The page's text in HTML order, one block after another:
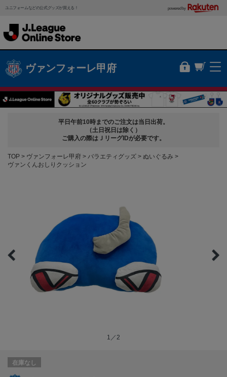
ユニフォームなどの公式グッズが買える！ powered by
ヴァンフォーレ甲府
平日午前10時までのご注文は当日出荷。
（土日祝日は除く）
ご購入の際はＪリーグIDが必要です。
TOP ヴァンフォーレ甲府 バラエティグッズ
ぬいぐるみ
ヴァンくんおしりクッション
1／2
在庫なし